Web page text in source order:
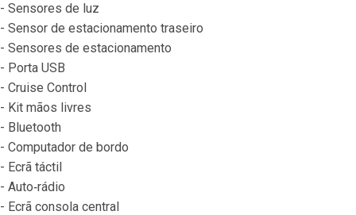
- Sensores de luz
- Sensor de estacionamento traseiro
- Sensores de estacionamento
- Porta USB
- Cruise Control
- Kit mãos livres
- Bluetooth
- Computador de bordo
- Ecrã táctil
- Auto‐rádio
- Ecrã consola central